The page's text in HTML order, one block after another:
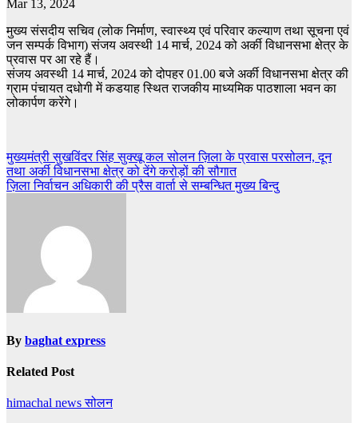
Mar 13, 2024
मुख्य संसदीय सचिव (लोक निर्माण, स्वास्थ्य एवं परिवार कल्याण तथा सूचना एवं
जन सम्पर्क विभाग) संजय अवस्थी 14 मार्च, 2024 को अर्की विधानसभा क्षेत्र के
प्रवास पर आ रहे हैं।
संजय अवस्थी 14 मार्च, 2024 को दोपहर 01.00 बजे अर्की विधानसभा क्षेत्र की
ग्राम पंचायत दधोगी में कडयाह स्थित राजकीय माध्यमिक पाठशाला भवन का
लोकार्पण करेंगे।
Post
navigation
मुख्यमंत्री सुखविंदर सिंह सुक्खू कल सोलन ज़िला के प्रवास परसोलन, दून
तथा अर्की विधानसभा क्षेत्र को देंगे करोड़ों की सौगात
ज़िला निर्वाचन अधिकारी की प्रैस वार्ता से सम्बन्धित मुख्य बिन्दु
By baghat express
Related Post
himachal newsसोलन